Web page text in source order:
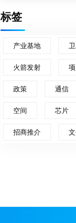
标签
产业基地
火箭发射
政策 通信
空间 芯片
招商推介